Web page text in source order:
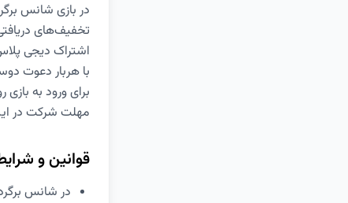
در بازی شانس
تخفیف‌های
اشتراک دیجی
با هربار دعوت
برای ورود به
مهلت شرکت در
قوانین و
در شانس